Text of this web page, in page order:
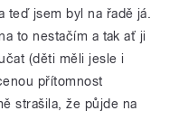
teď jsem byl na řadě já.
to nestačím a tak ať ji
(děti měli jesle i
přítomnost
strašila, že půjde na